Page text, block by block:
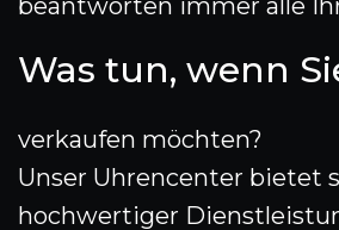
beantworten immer alle
Was tun, wenn
verkaufen möchten?
Unser Uhrencenter bietet
hochwertiger